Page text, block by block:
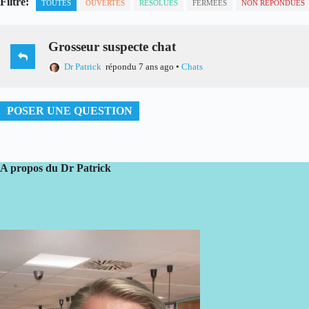
TOUTES OUVERTES RÉSOLUES FERMÉES NON RÉPONDUES
Grosseur suspecte chat
Dr Patrick répondu 7 ans ago • Chats
POSER UNE QUESTION
A propos du Dr Patrick